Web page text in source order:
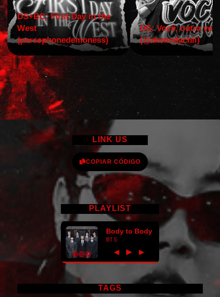
DS+BC: First Day in the
West
(persephonedemoness)
DS: Você, outra vez!
(@domodachii)
LINK US
COPIAR CÓDIGO
PLAYLIST
Body to Body
BTS
◀ ► ▶
TAGS